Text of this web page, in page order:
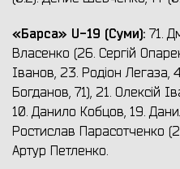
«Барса» U-19 (Суми): 71.
Власенко (26. Сергій
Іванов, 23. Родіон Легаза,
Богданов, 71), 21. Олексій
10. Данило Кобцов, 19.
Ростислав Парасотченко
Артур Петленко.